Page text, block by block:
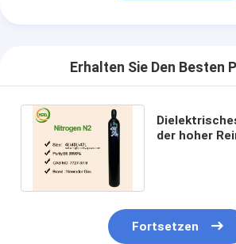
Erhalten Sie Den Besten
der hoher
Fortsetzen